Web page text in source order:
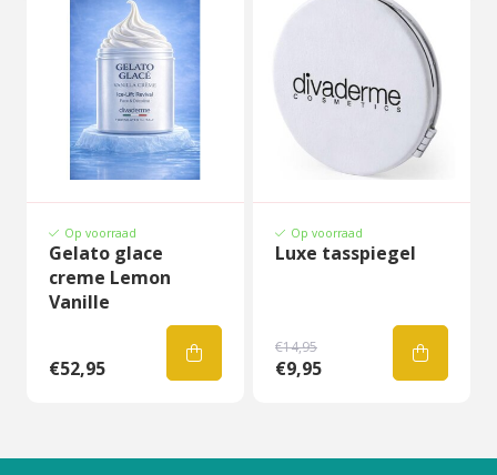
Op voorraad
Gelato glace
creme Lemon
Vanille
€52,95
Op voorraad
Luxe tasspiegel
€14,95
€9,95